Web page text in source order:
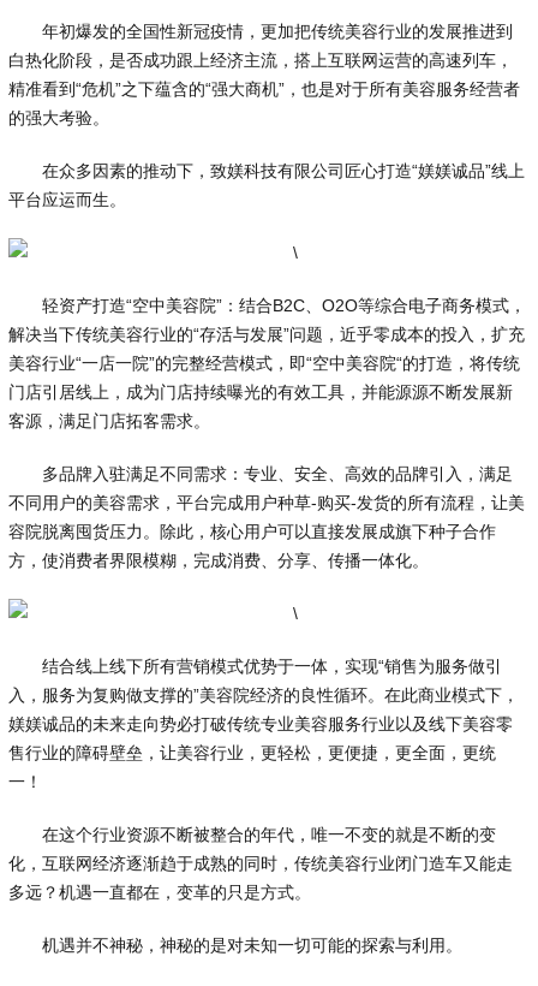
年初爆发的全国性新冠疫情，更加把传统美容行业的发展推进到
白热化阶段，是否成功跟上经济主流，搭上互联网运营的高速列车，
精准看到“危机”之下蕴含的“强大商机”，也是对于所有美容服务经营者
的强大考验。
在众多因素的推动下，致媄科技有限公司匠心打造“媄媄诚品”线上
平台应运而生。
轻资产打造“空中美容院”：结合B2C、O2O等综合电子商务模式，
解决当下传统美容行业的“存活与发展”问题，近乎零成本的投入，扩充
美容行业“一店一院”的完整经营模式，即“空中美容院“的打造，将传统
门店引居线上，成为门店持续曝光的有效工具，并能源源不断发展新
客源，满足门店拓客需求。
多品牌入驻满足不同需求：专业、安全、高效的品牌引入，满足
不同用户的美容需求，平台完成用户种草-购买-发货的所有流程，让美
容院脱离囤货压力。除此，核心用户可以直接发展成旗下种子合作
方，使消费者界限模糊，完成消费、分享、传播一体化。
结合线上线下所有营销模式优势于一体，实现“销售为服务做引
入，服务为复购做支撑的”美容院经济的良性循环。在此商业模式下，
媄媄诚品的未来走向势必打破传统专业美容服务行业以及线下美容零
售行业的障碍壁垒，让美容行业，更轻松，更便捷，更全面，更统
一！
在这个行业资源不断被整合的年代，唯一不变的就是不断的变
化，互联网经济逐渐趋于成熟的同时，传统美容行业闭门造车又能走
多远？机遇一直都在，变革的只是方式。
机遇并不神秘，神秘的是对未知一切可能的探索与利用。